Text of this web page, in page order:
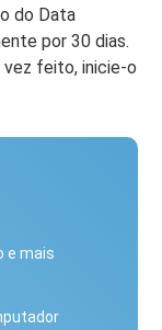
do Data
por 30 dias.
vez feito, inicie-o
e mais